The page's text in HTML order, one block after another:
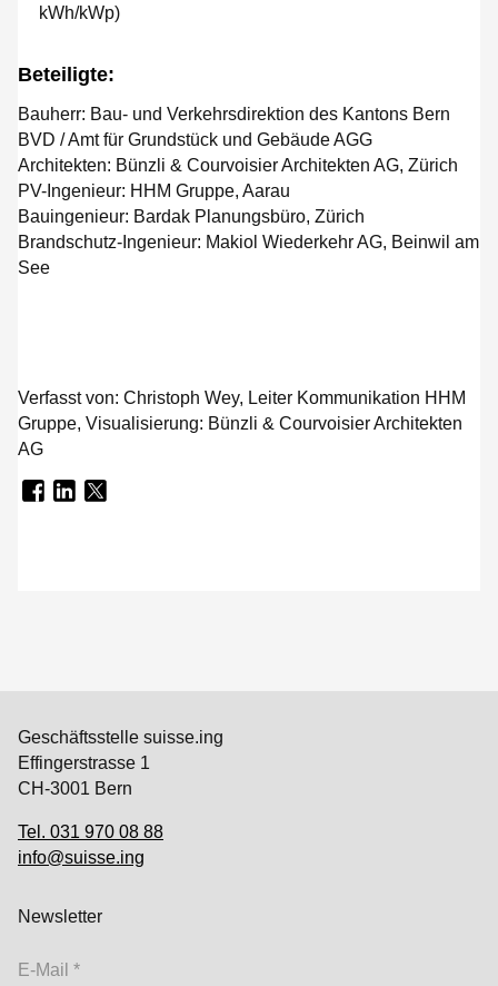
kWh/kWp)
Beteiligte:
Bauherr: Bau- und Verkehrsdirektion des Kantons Bern
BVD / Amt für Grundstück und Gebäude AGG
Architekten: Bünzli & Courvoisier Architekten AG, Zürich
PV-Ingenieur: HHM Gruppe, Aarau
Bauingenieur: Bardak Planungsbüro, Zürich
Brandschutz-Ingenieur: Makiol Wiederkehr AG, Beinwil am
See
Verfasst von: Christoph Wey, Leiter Kommunikation HHM
Gruppe, Visualisierung: Bünzli & Courvoisier Architekten
AG
Geschäftsstelle suisse.ing
Effingerstrasse 1
CH-3001 Bern
Tel. 031 970 08 88
info@suisse.ing
Newsletter